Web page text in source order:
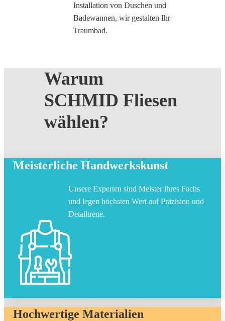
Installation von Duschen und
Badewannen, wir gestalten Ihr
Traumbad.
Warum
SCHMID Fliesen
wählen?
Meisterliche Handwerkskunst
Unsere Experten sind Meister ihres Fachs
und legen höchsten Wert auf Präzision und
Detailtreue.
Hochwertige Materialien